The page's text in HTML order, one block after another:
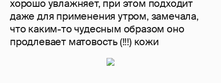
хорошо увлажняет, при этом подходит
даже для применения утром, замечала,
что каким-то чудесным образом оно
продлевает матовость (!!!) кожи